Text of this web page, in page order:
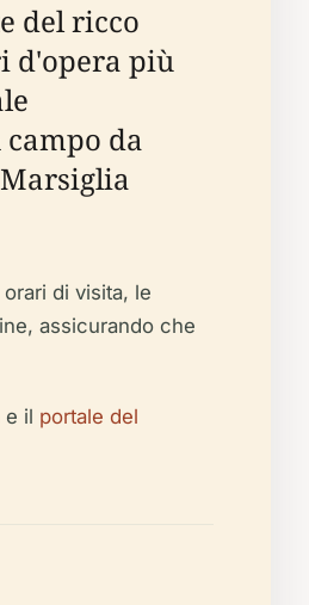
del ricco
d'opera più
da
di visita, le
assicurando che
e il portale del